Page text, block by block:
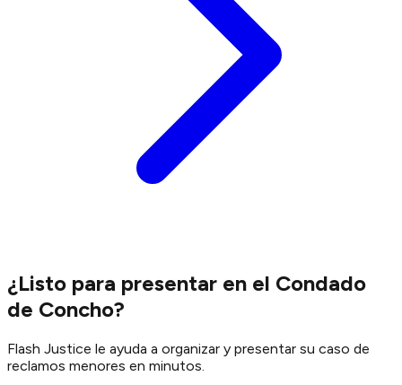
¿Listo para presentar en el Condado
de Concho?
Flash Justice le ayuda a organizar y presentar su caso de
reclamos menores en minutos.